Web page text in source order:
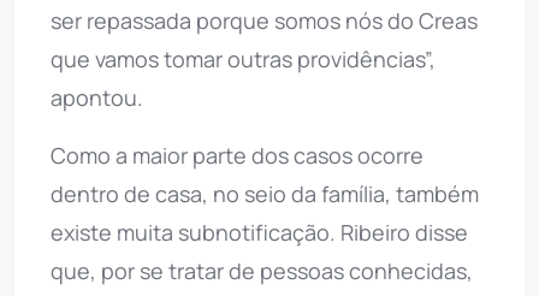
ser repassada porque somos nós do Creas
que vamos tomar outras providências”,
apontou.
Como a maior parte dos casos ocorre
dentro de casa, no seio da família, também
existe muita subnotificação. Ribeiro disse
que, por se tratar de pessoas conhecidas,